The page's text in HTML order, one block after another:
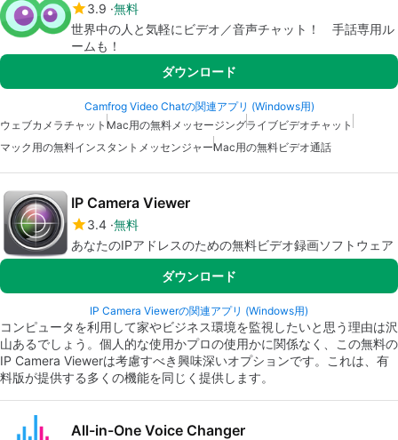
3.9 無料
世界中の人と気軽にビデオ／音声チャット！ 手話専用ル
ームも！
ダウンロード
Camfrog Video Chatの関連アプリ (Windows用)
ウェブカメラチャット Mac用の無料メッセージングライブビデオチャット
マック用の無料インスタントメッセンジャーMac用の無料ビデオ通話
IP Camera Viewer
3.4 無料
あなたのIPアドレスのための無料ビデオ録画ソフトウェア
ダウンロード
IP Camera Viewerの関連アプリ (Windows用)
コンピュータを利用して家やビジネス環境を監視したいと思う理由は沢
山あるでしょう。個人的な使用かプロの使用かに関係なく、この無料の
IP Camera Viewerは考慮すべき興味深いオプションです。これは、有
料版が提供する多くの機能を同じく提供します。
All-in-One Voice Changer